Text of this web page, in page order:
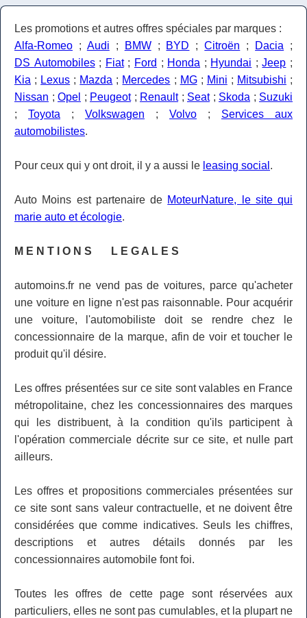
Les promotions et autres offres spéciales par marques :
Alfa-Romeo ; Audi ; BMW; BYD ;Citroën ; Dacia ;
DS Automobiles; Fiat; Ford ; Honda ; Hyundai ;Jeep ;
Kia ; Lexus ; Mazda ; Mercedes ; MG; Mini ; Mitsubishi ;
Nissan ; Opel ; Peugeot; Renault; Seat; Skoda ; Suzuki
; Toyota ; Volkswagen ; Volvo ; Services aux
automobilistes.
Pour ceux qui y ont droit, il y a aussi le leasing social .
Auto Moins est partenaire de MoteurNature, le site qui
marie auto et écologie.
M E N T I O N S L E G A L E S
automoins.fr ne vend pas de voitures, parce qu'acheter
une voiture en ligne n'est pas raisonnable. Pour acquérir
une voiture, l'automobiliste doit se rendre chez le
concessionnaire de la marque, afin de voir et toucher le
produit qu'il désire.
Les offres présentées sur ce site sont valables en France
métropolitaine, chez les concessionnaires des marques
qui les distribuent, à la condition qu'ils participent à
l'opération commerciale décrite sur ce site, et nulle part
ailleurs.
Les offres et propositions commerciales présentées sur
ce site sont sans valeur contractuelle, et ne doivent être
considérées que comme indicatives. Seuls les chiffres,
descriptions et autres détails donnés par les
concessionnaires automobile font foi.
Toutes les offres de cette page sont réservées aux
particuliers, elles ne sont pas cumulables, et la plupart ne